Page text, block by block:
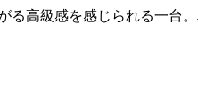
る高級感を感じられる一台